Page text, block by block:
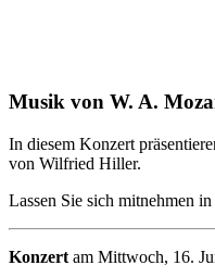
Musik von W. A.
In diesem Konzert
von Wilfried Hiller.
Lassen Sie sich mitnehmen
Konzert am Mittwoch, 16.